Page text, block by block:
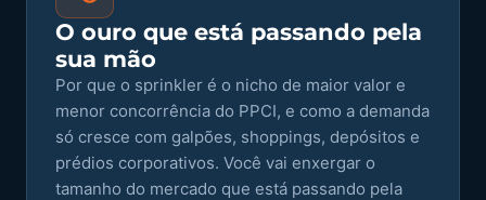
O ouro que está passando pela
sua mão
Por que o sprinkler é o nicho de maior valor e
menor concorrência do PPCI, e como a demanda
só cresce com galpões, shoppings, depósitos e
prédios corporativos. Você vai enxergar o
tamanho do mercado que está passando pela